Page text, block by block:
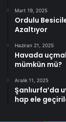
Mart 19, 2025
Ordulu
Azaltıyor
Haziran 21, 2025
Havada
mümkün mü?
Aralık 11, 2025
Şanlıurfa’da
hap ele